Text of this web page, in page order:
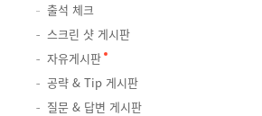
출석 체크
스크린 샷 게시판
자유게시판
공략 & Tip 게시판
질문 & 답변 게시판